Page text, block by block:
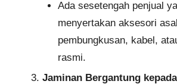
Ada sesetengah penjual
menyertakan aksesori
pembungkusan, kabel,
rasmi.
Jaminan Bergantung